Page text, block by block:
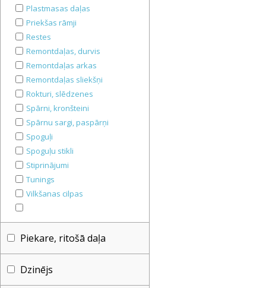
Plastmasas daļas
Priekšas rāmji
Restes
Remontdaļas, durvis
Remontdaļas arkas
Remontdaļas sliekšņi
Rokturi, slēdzenes
Spārni, kronšteini
Spārnu sargi, paspārņi
Spoguļi
Spoguļu stikli
Stiprinājumi
Tunings
Vilkšanas cilpas
Piekare, ritošā daļa
Dzinējs